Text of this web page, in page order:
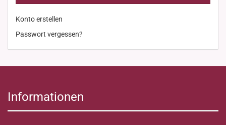
Konto erstellen
Passwort vergessen?
Informationen